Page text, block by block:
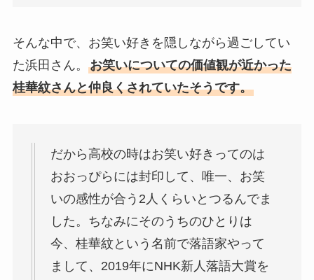
そんな中で、お笑い好きを隠しながら過ごしてい
た浜田さん。 お笑いについての価値観が近かった
桂華紋さんと仲良くされていたそうです。
だから高校の時はお笑い好きってのは
おおっぴらには封印して、唯一、お笑
いの感性が合う2人くらいとつるんでま
した。ちなみにそのうちのひとりは
今、桂華紋という名前で落語家やって
まして、2019年にNHK新人落語大賞を